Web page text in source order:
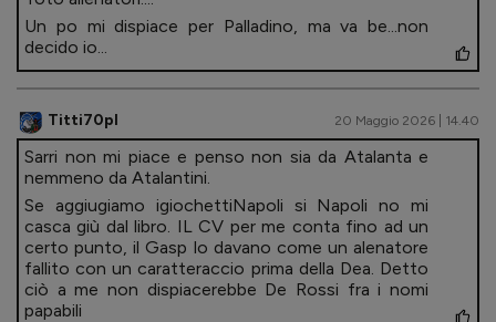
Un po mi dispiace per Palladino, ma va be...non
decido io...
Titti70pl 20 Maggio 2026 | 14.40
Sarri non mi piace e penso non sia da Atalanta e
nemmeno da Atalantini.
Se aggiugiamo igiochettiNapoli si Napoli no mi
casca giù dal libro. IL CV per me conta fino ad un
certo punto, il Gasp lo davano come un alenatore
fallito con un caratteraccio prima della Dea. Detto
ciò a me non dispiacerebbe De Rossi fra i nomi
papabili